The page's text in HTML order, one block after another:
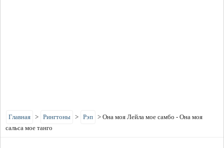
Главная > Рингтоны > Рэп > Она моя Лейла мое самбо - Она моя
сальса мое танго